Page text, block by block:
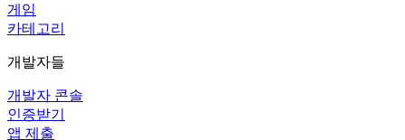
게임
카테고리
개발자들
개발자 콘솔
인증받기
앱 제출